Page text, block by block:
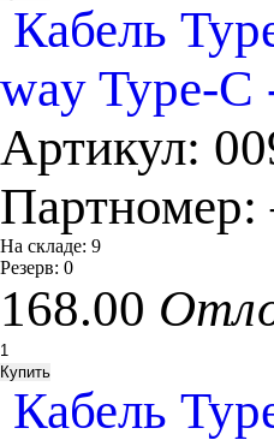
Кабель
way Type-C
Артикул:
Партномер:
На складе: 9
Резерв: 0
168.00
Кабель